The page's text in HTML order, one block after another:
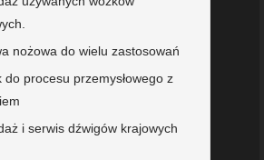
nożowa do wielu zastosowań
do procesu przemysłowego z
i serwis dźwigów krajowych